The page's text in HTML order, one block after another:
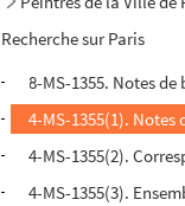
Recherche sur Paris
8-MS-1355. Notes
4-MS-1355(1).
4-MS-1355(2).
4-MS-1355(3).